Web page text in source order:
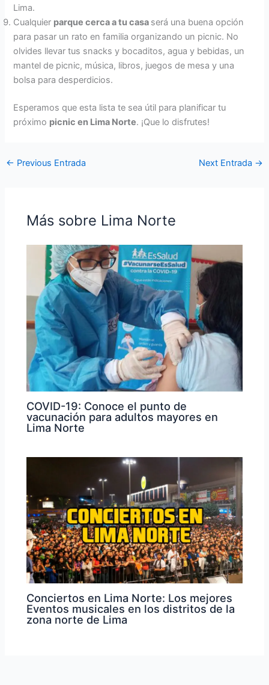
Lima.
Cualquier parque cerca a tu casa será una buena opción
para pasar un rato en familia organizando un picnic. No
olvides llevar tus snacks y bocaditos, agua y bebidas, un
mantel de picnic, música, libros, juegos de mesa y una
bolsa para desperdicios.
Esperamos que esta lista te sea útil para planificar tu
próximo picnic en Lima Norte. ¡Que lo disfrutes!
← Previous Entrada Next Entrada →
Más sobre Lima Norte
COVID-19: Conoce el punto de
vacunación para adultos mayores en
Lima Norte
Conciertos en Lima Norte: Los mejores
Eventos musicales en los distritos de la
zona norte de Lima